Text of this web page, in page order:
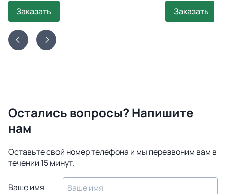
Заказать Заказать
Остались вопросы? Напишите
нам
Оставьте свой номер телефона и мы перезвоним вам в
течении 15 минут.
Ваше имя